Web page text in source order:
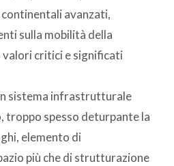
avanzati,
sulla mobilità della
valori critici e significati
sistema infrastrutturale
spesso deturpante la
elemento di
più che di strutturazione